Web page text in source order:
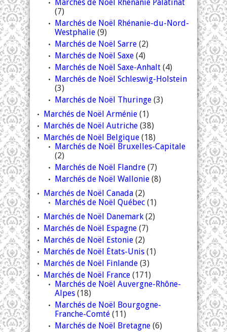
Marchés de Noël Rhénanie Palatinat
(7)
Marchés de Noël Rhénanie-du-Nord-
Westphalie (9)
Marchés de Noël Sarre (2)
Marchés de Noël Saxe (4)
Marchés de Noël Saxe-Anhalt (4)
Marchés de Noël Schleswig-Holstein
(3)
Marchés de Noël Thuringe (3)
Marchés de Noël Arménie (1)
Marchés de Noël Autriche (38)
Marchés de Noël Belgique (18)
Marchés de Noël Bruxelles-Capitale
(2)
Marchés de Noël Flandre (7)
Marchés de Noël Wallonie (8)
Marchés de Noël Canada (2)
Marchés de Noël Québec (1)
Marchés de Noël Danemark (2)
Marchés de Noël Espagne (7)
Marchés de Noël Estonie (2)
Marchés de Noël États-Unis (1)
Marchés de Noël Finlande (3)
Marchés de Noël France (171)
Marchés de Noël Auvergne-Rhône-
Alpes (18)
Marchés de Noël Bourgogne-
Franche-Comté (11)
Marchés de Noël Bretagne (6)